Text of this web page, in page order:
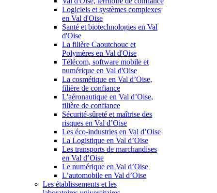
Logiciels et systèmes complexes
en Val d'Oise
Santé et biotechnologies en Val
d'Oise
La filière Caoutchouc et
Polymères en Val d'Oise
Télécom, software mobile et
numérique en Val d'Oise
La cosmétique en Val d’Oise,
filière de confiance
L'aéronautique en Val d’Oise,
filière de confiance
Sécurité-sûreté et maîtrise des
risques en Val d’Oise
Les éco-industries en Val d’Oise
La Logistique en Val d’Oise
Les transports de marchandises
en Val d’Oise
Le numérique en Val d’Oise
L’automobile en Val d’Oise
Les établissements et les